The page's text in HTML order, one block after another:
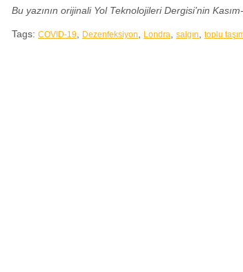
Bu yazının orijinali Yol Teknolojileri Dergisi’nin
Tags: COVID-19 Dezenfeksiyon Londra salgın toplu